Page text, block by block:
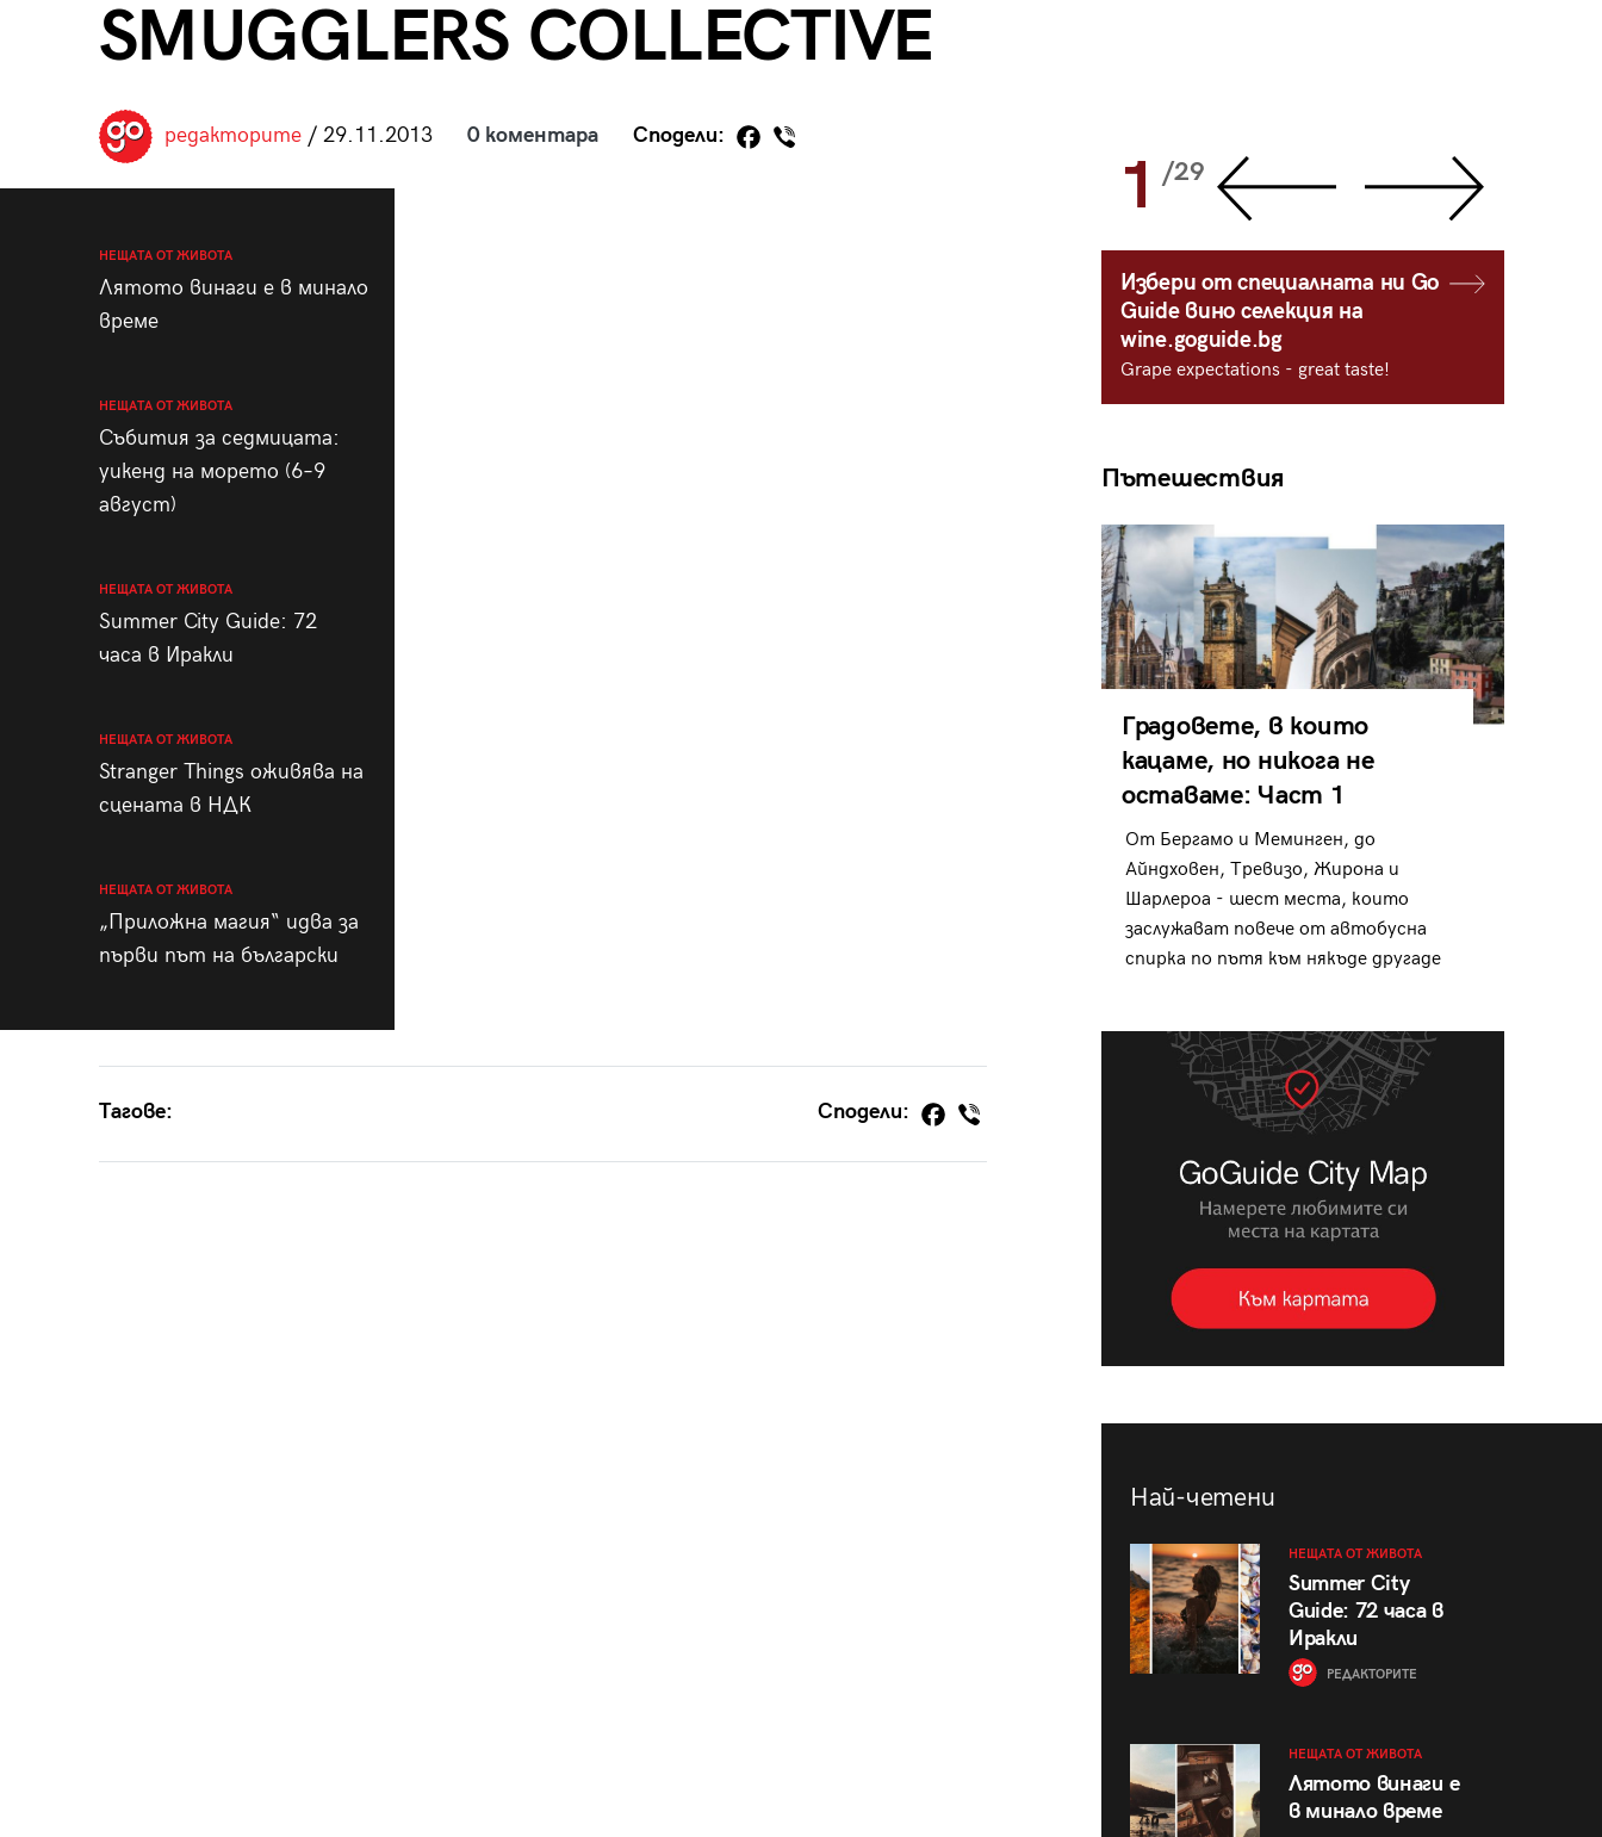
SMUGGLERS COLLECTIVE
редакторите/ 29.11.2013 0 коментара Сподели:
НЕЩАТА ОТ ЖИВОТА
Лятото винаги е в минало
време
НЕЩАТА ОТ ЖИВОТА
Събития за седмицата:
уикенд на морето (6–9
август)
НЕЩАТА ОТ ЖИВОТА
Summer City Guide: 72
часа в Иракли
НЕЩАТА ОТ ЖИВОТА
Stranger Things оживява на
сцената в НДК
НЕЩАТА ОТ ЖИВОТА
„Приложна магия“ идва за
първи път на български
Тагове: Сподели:
28 1 /29
Избери от специалната ни Go
Guide вино селекция на
wine.goguide.bg
Grape expectations - great taste!
Пътешествия
Градовете, в които
кацаме, но никога не
оставаме: Част 1
От Бергамо и Меминген, до
Айндховен, Тревизо, Жирона и
Шарлероа - шест места, които
заслужават повече от автобусна
спирка по пътя към някъде другаде
Най-четени
НЕЩАТА ОТ ЖИВОТА
Summer City
Guide: 72 часа в
Иракли
РЕДАКТОРИТЕ
НЕЩАТА ОТ ЖИВОТА
Лятото винаги е
в минало време